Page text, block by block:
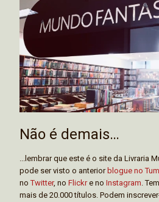
Não é demais…
...lembrar que este é o site da Livraria
pode ser visto o anterior blogue no
noTwitter, no Flickre no Instagram.
mais de 20.000 títulos. Podem